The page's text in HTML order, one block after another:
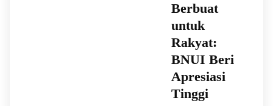
Berbuat
untuk
Rakyat:
BNUI Beri
Apresiasi
Tinggi